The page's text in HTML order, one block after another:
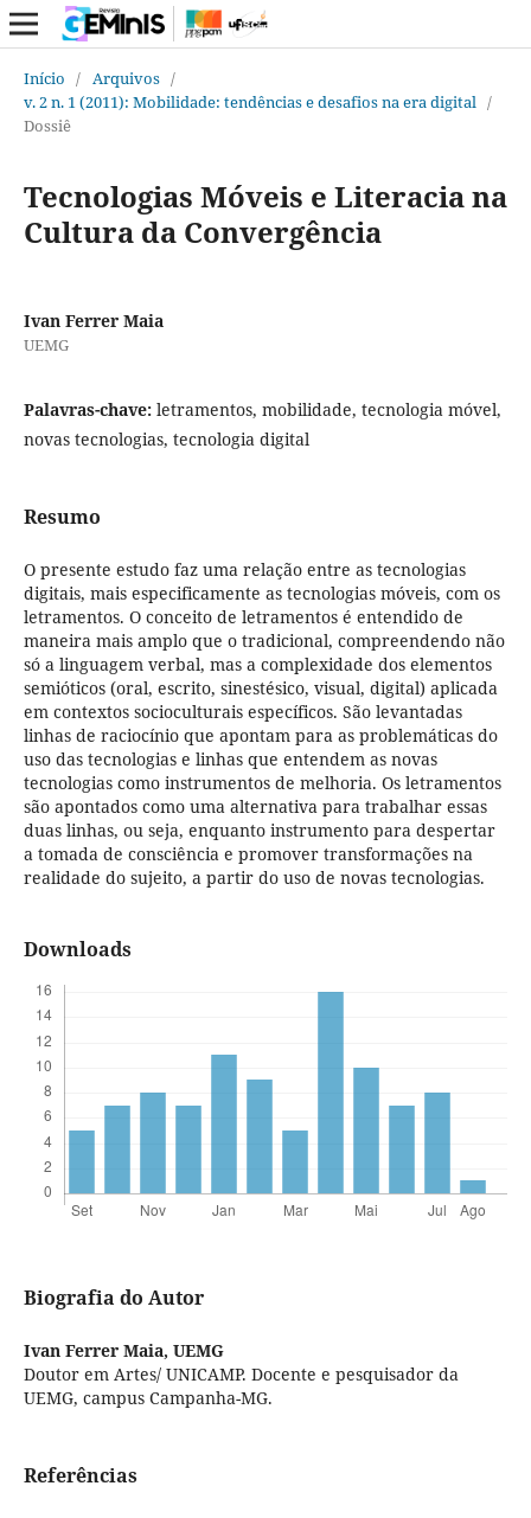
Início / Arquivos /
v. 2 n. 1 (2011): Mobilidade: tendências e desafios na era digital /
Dossiê
Tecnologias Móveis e Literacia na
Cultura da Convergência
Ivan Ferrer Maia
UEMG
Palavras-chave: letramentos, mobilidade, tecnologia móvel,
novas tecnologias, tecnologia digital
Resumo
O presente estudo faz uma relação entre as tecnologias
digitais, mais especificamente as tecnologias móveis, com os
letramentos. O conceito de letramentos é entendido de
maneira mais amplo que o tradicional, compreendendo não
só a linguagem verbal, mas a complexidade dos elementos
semióticos (oral, escrito, sinestésico, visual, digital) aplicada
em contextos socioculturais específicos. São levantadas
linhas de raciocínio que apontam para as problemáticas do
uso das tecnologias e linhas que entendem as novas
tecnologias como instrumentos de melhoria. Os letramentos
são apontados como uma alternativa para trabalhar essas
duas linhas, ou seja, enquanto instrumento para despertar
a tomada de consciência e promover transformações na
realidade do sujeito, a partir do uso de novas tecnologias.
Downloads
Biografia do Autor
Ivan Ferrer Maia, UEMG
Doutor em Artes/ UNICAMP. Docente e pesquisador da
UEMG, campus Campanha-MG.
Referências